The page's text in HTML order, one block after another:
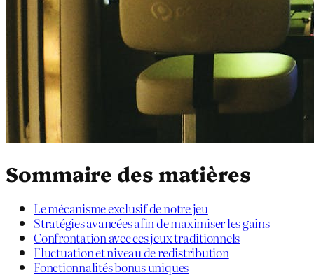
Sommaire des matières
Le mécanisme exclusif de notre jeu
Stratégies avancées afin de maximiser les gains
Confrontation avec ces jeux traditionnels
Fluctuation et niveau de redistribution
Fonctionnalités bonus uniques